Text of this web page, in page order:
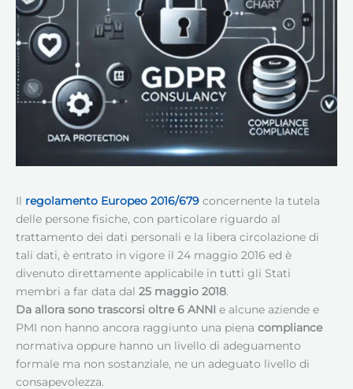
Il regolamento Europeo 2016/679 concernente la tutela
delle persone fisiche, con particolare riguardo al
trattamento dei dati personali e la libera circolazione di
tali dati, è entrato in vigore il 24 maggio 2016 ed è
divenuto direttamente applicabile in tutti gli Stati
membri a far data dal 25 maggio 2018.
Da allora sono trascorsi oltre 6 ANNI e alcune aziende e
PMI non hanno ancora raggiunto una piena compliance
normativa oppure hanno un livello di adeguamento
formale ma non sostanziale, ne un adeguato livello di
consapevolezza.